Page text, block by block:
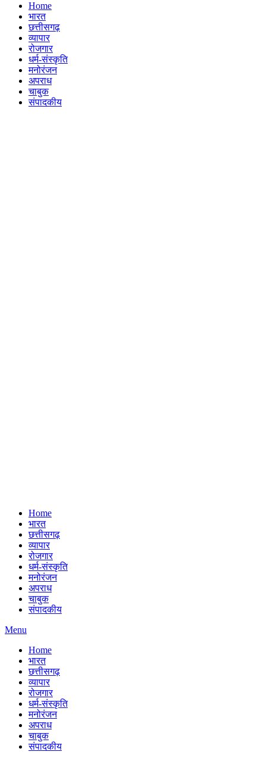
Home
भारत
छत्तीसगढ़
व्यापार
रोजगार
धर्म-संस्कृति
मनोरंजन
अपराध
चाबुक
संपादकीय
Home
भारत
छत्तीसगढ़
व्यापार
रोजगार
धर्म-संस्कृति
मनोरंजन
अपराध
चाबुक
संपादकीय
Menu
Home
भारत
छत्तीसगढ़
व्यापार
रोजगार
धर्म-संस्कृति
मनोरंजन
अपराध
चाबुक
संपादकीय